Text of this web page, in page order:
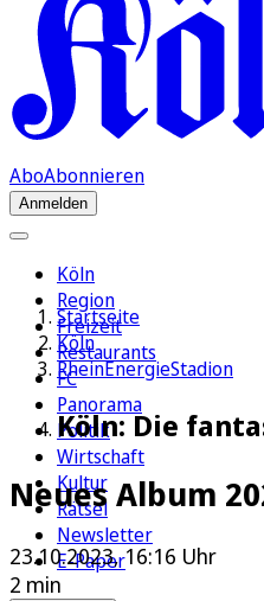
AboAbonnieren
Anmelden
Köln
Region
Freizeit
Restaurants
FC
Panorama
Politik
Wirtschaft
Kultur
Rätsel
Newsletter
E-Paper
Startseite
Köln
RheinEnergieStadion
Köln: Die
Neues Album
23.10.2023, 16:16 Uhr
2 min